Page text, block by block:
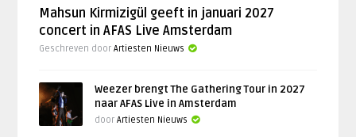
Mahsun Kirmizigül geeft in januari 2027
concert in AFAS Live Amsterdam
Geschreven doorArtiesten Nieuws
Weezer brengt The Gathering Tour in 2027
naar AFAS Live in Amsterdam
doorArtiesten Nieuws